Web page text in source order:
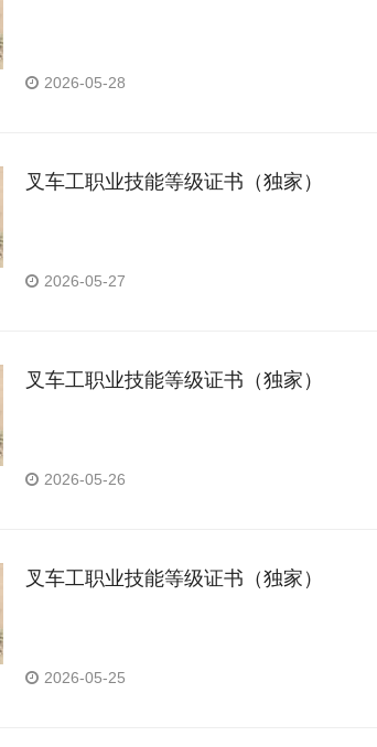
2026-05-28
叉车工职业技能等级证书（独家）
2026-05-27
叉车工职业技能等级证书（独家）
2026-05-26
叉车工职业技能等级证书（独家）
2026-05-25